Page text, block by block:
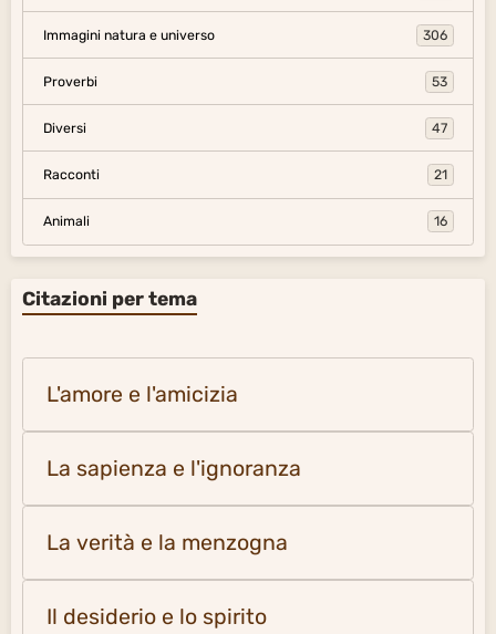
Immagini natura e universo 306
Proverbi 53
Diversi 47
Racconti 21
Animali 16
Citazioni per tema
L'amore e l'amicizia
La sapienza e l'ignoranza
La verità e la menzogna
Il desiderio e lo spirito